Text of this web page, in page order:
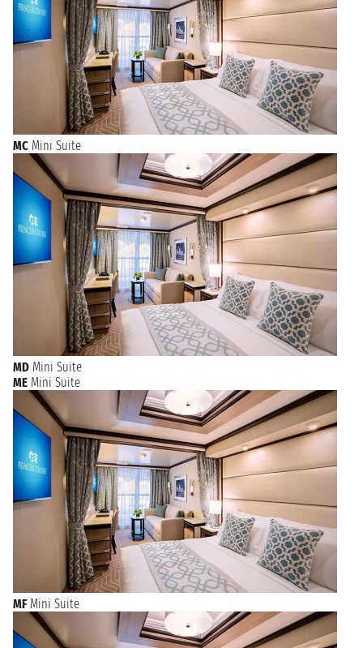
MC Mini Suite
MD Mini Suite
ME Mini Suite
MF Mini Suite